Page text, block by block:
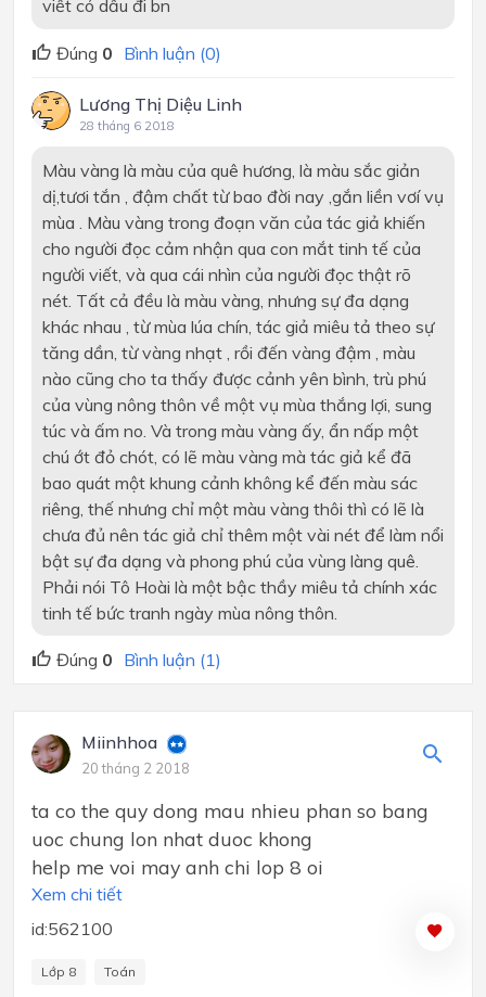
viết có dấu đi bn
Đúng 0 Bình luận (0)
Lương Thị Diệu Linh
28 tháng 6 2018
Màu vàng là màu của quê hương, là màu sắc giản
dị,tươi tắn , đậm chất từ bao đời nay ,gắn liền vơí vụ
mùa . Màu vàng trong đoạn văn của tác giả khiến
cho người đọc cảm nhận qua con mắt tinh tế của
người viết, và qua cái nhìn của người đọc thật rõ
nét. Tất cả đều là màu vàng, nhưng sự đa dạng
khác nhau , từ mùa lúa chín, tác giả miêu tả theo sự
tăng dần, từ vàng nhạt , rồi đến vàng đậm , màu
nào cũng cho ta thấy được cảnh yên bình, trù phú
của vùng nông thôn về một vụ mùa thắng lợi, sung
túc và ấm no. Và trong màu vàng ấy, ẩn nấp một
chú ớt đỏ chót, có lẽ màu vàng mà tác giả kể đã
bao quát một khung cảnh không kể đến màu sác
riêng, thế nhưng chỉ một màu vàng thôi thì có lẽ là
chưa đủ nên tác giả chỉ thêm một vài nét để làm nổi
bật sự đa dạng và phong phú của vùng làng quê.
Phải nói Tô Hoài là một bậc thầy miêu tả chính xác
tinh tế bức tranh ngày mùa nông thôn.
Đúng 0 Bình luận (1)
Miinhhoa
20 tháng 2 2018
ta co the quy dong mau nhieu phan so bang
uoc chung lon nhat duoc khong
help me voi may anh chi lop 8 oi
Xem chi tiết
id:562100
Lớp 8 Toán